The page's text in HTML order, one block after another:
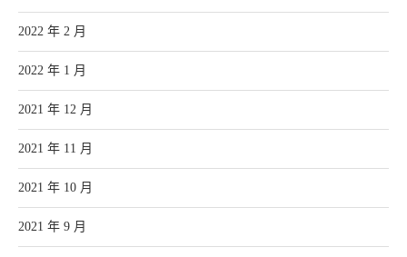
2022 年 2 月
2022 年 1 月
2021 年 12 月
2021 年 11 月
2021 年 10 月
2021 年 9 月